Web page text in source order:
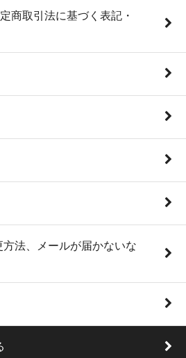
商取引法に基づく表記・
法、メールが届かないな